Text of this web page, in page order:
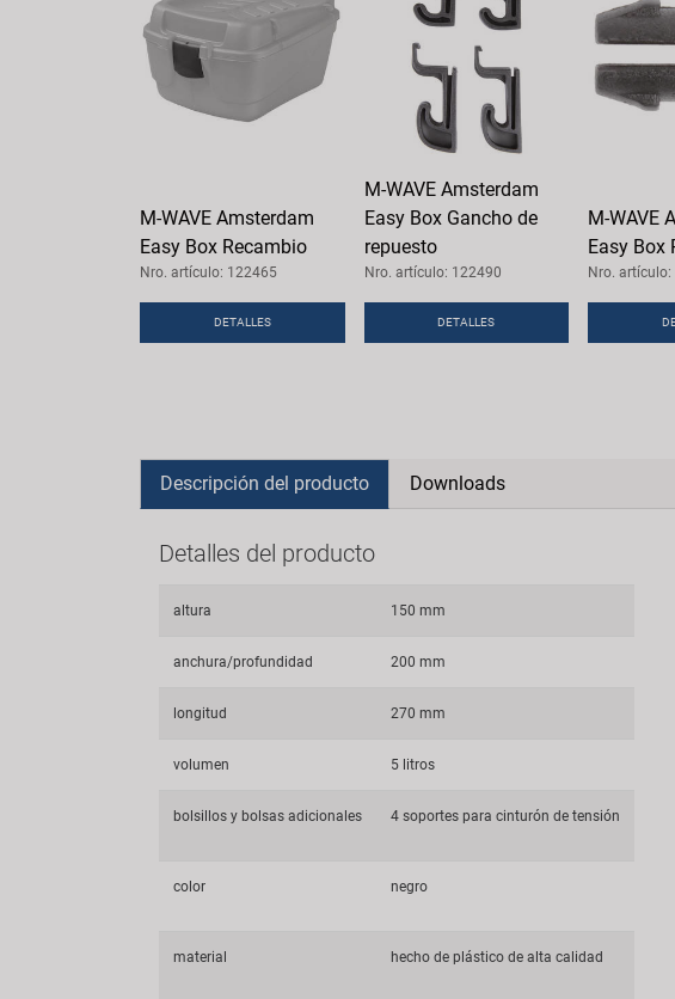
M-WAVE Amsterdam
Easy Box Recambio
Nro. artículo: 122465
DETALLES
M-WAVE Amsterdam
Easy Box Gancho de
repuesto
Nro. artículo: 122490
DETALLES
M-WAVE
Easy Box
Nro. artículo:
Descripción del producto Downloads
Detalles del producto
altura 150 mm
anchura/profundidad 200 mm
longitud 270 mm
volumen 5 litros
bolsillos y bolsas adicionales 4 soportes para cinturón de tensión
color negro
material hecho de plástico de alta calidad